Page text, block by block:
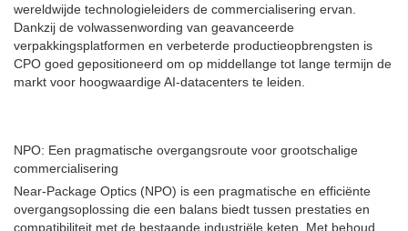
wereldwijde technologieleiders de commercialisering ervan.
Dankzij de volwassenwording van geavanceerde
verpakkingsplatformen en verbeterde productieopbrengsten is
CPO goed gepositioneerd om op middellange tot lange termijn de
markt voor hoogwaardige AI-datacenters te leiden.
NPO: Een pragmatische overgangsroute voor grootschalige
commercialisering
Near-Package Optics (NPO) is een pragmatische en efficiënte
overgangsoplossing die een balans biedt tussen prestaties en
compatibiliteit met de bestaande industriële keten. Met behoud